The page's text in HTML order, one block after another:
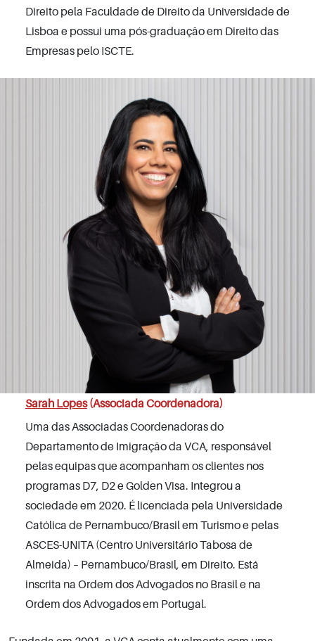
Direito pela Faculdade de Direito da Universidade de
Lisboa e possui uma pós-graduação em Direito das
Empresas pelo ISCTE.
Sarah Lopes(Associada Coordenadora)
Uma das Associadas Coordenadoras do
Departamento de Imigração da VCA, responsável
pelas equipas que acompanham os clientes nos
programas D7, D2 e Golden Visa. Integrou a
sociedade em 2020. É licenciada pela Universidade
Católica de Pernambuco/Brasil em Turismo e pelas
ASCES-UNITA (Centro Universitário Tabosa de
Almeida) – Pernambuco/Brasil, em Direito. Está
inscrita na Ordem dos Advogados no Brasil e na
Ordem dos Advogados em Portugal.